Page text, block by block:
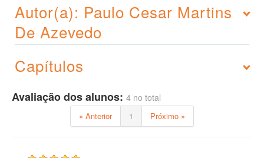
Autor(a): Paulo Cesar Martins
De Azevedo
Capítulos
Avaliação dos alunos: 4 no total
« Anterior 1 Próximo »